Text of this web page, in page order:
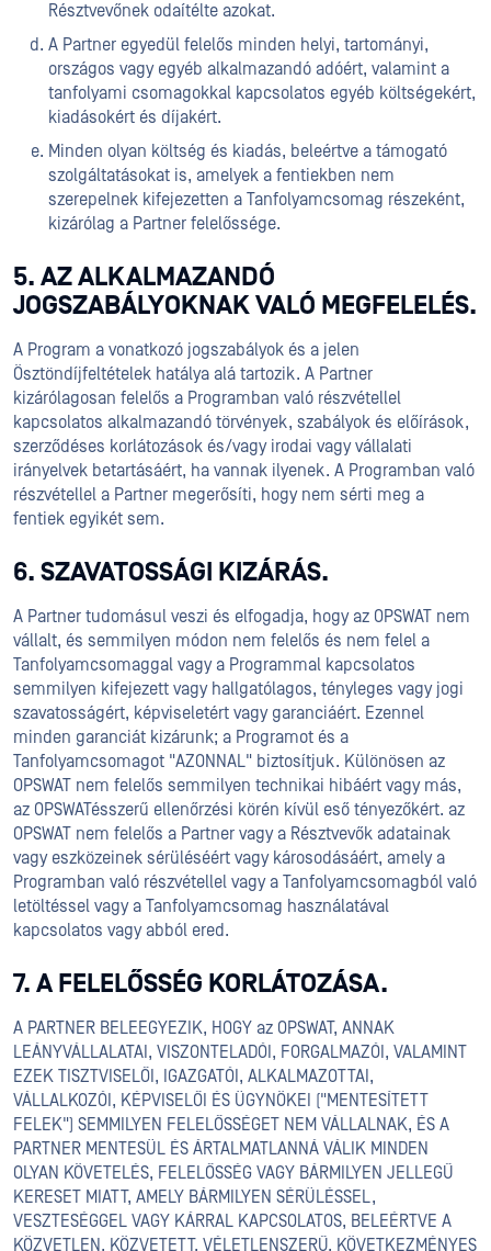
Résztvevőnek odaítélte azokat.
A Partner egyedül felelős minden helyi, tartományi,
országos vagy egyéb alkalmazandó adóért, valamint a
tanfolyami csomagokkal kapcsolatos egyéb költségekért,
kiadásokért és díjakért.
Minden olyan költség és kiadás, beleértve a támogató
szolgáltatásokat is, amelyek a fentiekben nem
szerepelnek kifejezetten a Tanfolyamcsomag részeként,
kizárólag a Partner felelőssége.
5. AZ ALKALMAZANDÓ
JOGSZABÁLYOKNAK VALÓ MEGFELELÉS.
A Program a vonatkozó jogszabályok és a jelen
Ösztöndíjfeltételek hatálya alá tartozik. A Partner
kizárólagosan felelős a Programban való részvétellel
kapcsolatos alkalmazandó törvények, szabályok és előírások,
szerződéses korlátozások és/vagy irodai vagy vállalati
irányelvek betartásáért, ha vannak ilyenek. A Programban való
részvétellel a Partner megerősíti, hogy nem sérti meg a
fentiek egyikét sem.
6. SZAVATOSSÁGI KIZÁRÁS.
A Partner tudomásul veszi és elfogadja, hogy az OPSWAT nem
vállalt, és semmilyen módon nem felelős és nem felel a
Tanfolyamcsomaggal vagy a Programmal kapcsolatos
semmilyen kifejezett vagy hallgatólagos, tényleges vagy jogi
szavatosságért, képviseletért vagy garanciáért. Ezennel
minden garanciát kizárunk; a Programot és a
Tanfolyamcsomagot "AZONNAL" biztosítjuk. Különösen az
OPSWAT nem felelős semmilyen technikai hibáért vagy más,
az OPSWATésszerű ellenőrzési körén kívül eső tényezőkért. az
OPSWAT nem felelős a Partner vagy a Résztvevők adatainak
vagy eszközeinek sérüléséért vagy károsodásáért, amely a
Programban való részvétellel vagy a Tanfolyamcsomagból való
letöltéssel vagy a Tanfolyamcsomag használatával
kapcsolatos vagy abból ered.
7. A FELELŐSSÉG KORLÁTOZÁSA.
A PARTNER BELEEGYEZIK, HOGY az OPSWAT, ANNAK
LEÁNYVÁLLALATAI, VISZONTELADÓI, FORGALMAZÓI, VALAMINT
EZEK TISZTVISELŐI, IGAZGATÓI, ALKALMAZOTTAI,
VÁLLALKOZÓI, KÉPVISELŐI ÉS ÜGYNÖKEI ("MENTESÍTETT
FELEK") SEMMILYEN FELELŐSSÉGET NEM VÁLLALNAK, ÉS A
PARTNER MENTESÜL ÉS ÁRTALMATLANNÁ VÁLIK MINDEN
OLYAN KÖVETELÉS, FELELŐSSÉG VAGY BÁRMILYEN JELLEGŰ
KERESET MIATT, AMELY BÁRMILYEN SÉRÜLÉSSEL,
VESZTESÉGGEL VAGY KÁRRAL KAPCSOLATOS, BELEÉRTVE A
KÖZVETLEN, KÖZVETETT, VÉLETLENSZERŰ, KÖVETKEZMÉNYES